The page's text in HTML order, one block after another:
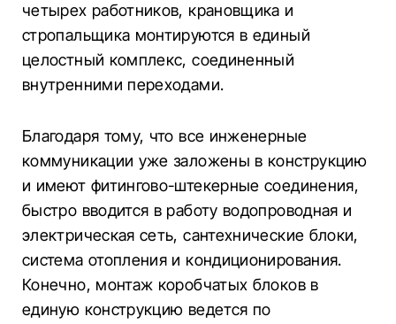
четырех работников, крановщика и
стропальщика монтируются в единый
целостный комплекс, соединенный
внутренними переходами.
Благодаря тому, что все инженерные
коммуникации уже заложены в конструкцию
и имеют фитингово-штекерные соединения,
быстро вводится в работу водопроводная и
электрическая сеть, сантехнические блоки,
система отопления и кондиционирования.
Конечно, монтаж коробчатых блоков в
единую конструкцию ведется по